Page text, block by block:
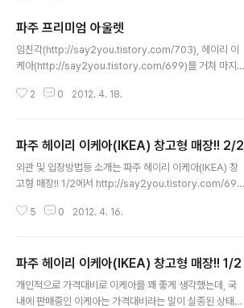
파주 프리미엄 아울렛
임진각(http://say2you.tistory.com/703), 헤이리 이
케아(http://say2you.tistory.com/699)를 거쳐 마지
으로 이런 아울렛매장은 너무나 오래 걸리는 주차 시간에
어 갈 수 있었습니다. 지난번에 왔을때는 전체적인 가격대
가 참 저렴하다고 생각했는데, 해외쇼핑에 적당히(?) 눈을
뜨고 나니 역시 직구가 최고! 라는 생각뿐. 하지만, 배송비
꽤 괜찮은 것 같한데, 사람들이 많이 입는 사이즈는 물건이
2 0 2012. 4. 18.
파주 헤이리 이케아(IKEA) 창고형 매장!! 2/2
외관 및 입장방법등 소개는 파주 헤이리 이케아(IKEA) 창
고형 매장!! 1/2에서 http://say2you.tistory.com/699
(세일 제품만 가격표가 붙어 있어요) 가격이 궁금한 물품은
본 기억이 있어서 당황(-_-)하지 않고 가격들을 확인해 봤
습니다. 시간에 여유가 있다면 천천히 구경하시다보면 꽤
유용한 제품들도 구입할 수 있어요. 전 일요일 오후에 방문
5 0 2012. 4. 16.
파주 헤이리 이케아(IKEA) 창고형 매장!! 1/2
개인적으로 가격대비로 이케아를 꽤 좋게 생각했는데, 국
내에 판매중인 이케아는 가격대비라는 말이 실종된 상태라